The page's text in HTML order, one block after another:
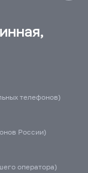
телефонов)
России)
оператора)